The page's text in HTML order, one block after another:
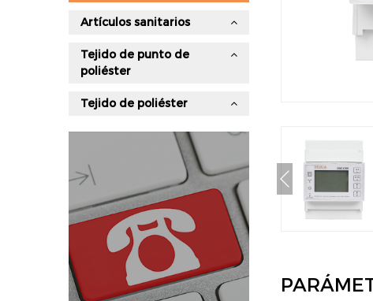
Artículos sanitarios
Tejido de punto de
poliéster
Tejido de poliéster